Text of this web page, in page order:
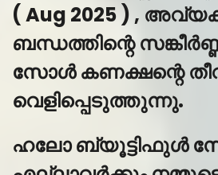
( Aug 2025 ) ,
ബന്ധത്തിന്റെ
സോൾ കണക്ഷന്റെ
വെളിപ്പെടുത്തുന്നു.
ഹലോ ബ്യൂട്ടിഫുൾ